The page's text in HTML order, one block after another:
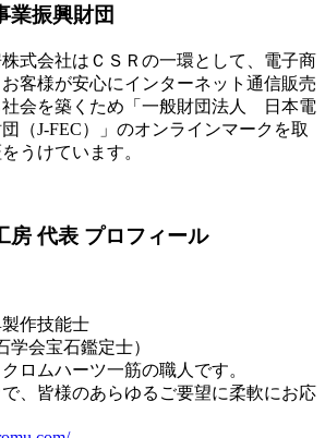
業振興財団
式会社はＣＳＲの一環として、電子商
客様が安心にインターネット通信販売
社会を築くため「一般財団法人 日本電
（J-FEC）」のオンラインマークを取
うけています。
房 代表 プロフィール
作技能士
会宝石鑑定士）
ロムハーツ一筋の職人です。
、皆様のあらゆるご要望に柔軟にお応